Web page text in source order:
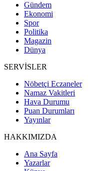
Gündem
Ekonomi
Spor
Politika
Magazin
Dünya
SERVİSLER
Nöbetçi Eczaneler
Namaz Vakitleri
Hava Durumu
Puan Durumları
Yayınlar
HAKKIMIZDA
Ana Sayfa
Yazarlar